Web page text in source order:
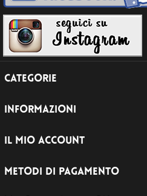
CATEGORIE
INFORMAZIONI
IL MIO ACCOUNT
METODI DI PAGAMENTO